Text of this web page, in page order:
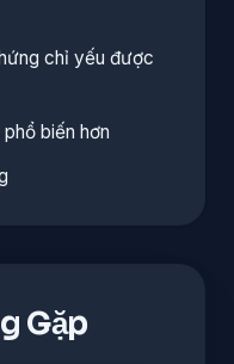
chỉ yếu được
biến hơn
Gặp